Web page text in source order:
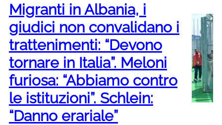
Migranti in Albania, i
giudici non convalidano i
trattenimenti: “Devono
tornare in Italia”. Meloni
furiosa: “Abbiamo contro
le istituzioni”. Schlein:
“Danno erariale”